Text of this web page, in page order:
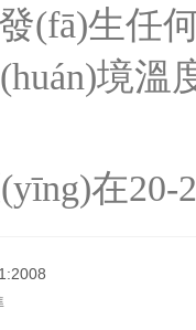
(fā)生任何
境溫
在20-